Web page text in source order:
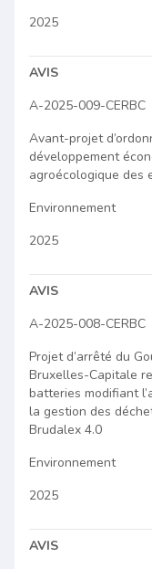
2025
Document PDF
AVIS
A-2025-009-CERBC
Avant-projet
développement
agroécologique des
Environnement
2025
Document PDF
AVIS
A-2025-008-CERBC
Projet d’arrêté du
Bruxelles-Capitale
batteries modifiant
la gestion des
Brudalex 4.0
Environnement
2025
Document PDF
AVIS